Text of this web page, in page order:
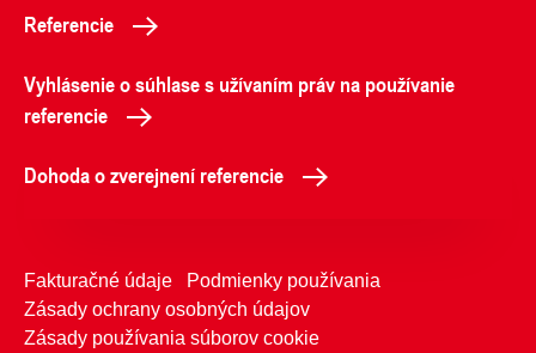
Referencie
Vyhlásenie o súhlase s užívaním práv na používanie
referencie
Dohoda o zverejnení referencie
Fakturačné údaje
Podmienky používania
Zásady ochrany osobných údajov
Zásady používania súborov cookie